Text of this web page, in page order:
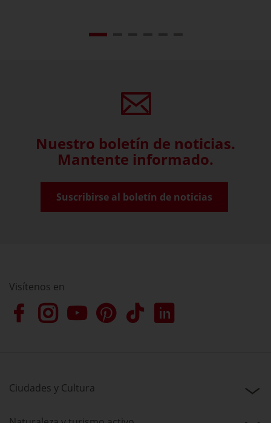
Nuestro boletín de noticias.
Mantente informado.
Suscribirse al boletín de noticias
Visítenos en
Ciudades y Cultura